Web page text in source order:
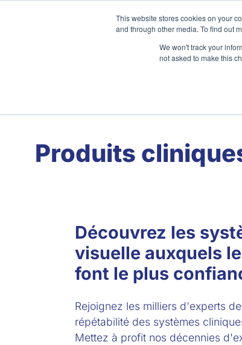
This website stores cookies on your
and through other media. To find out
We won't track your
not asked to make this
Clinique
Produits
Découvrez les
visuelle auxquels
font le plus
Rejoignez les milliers d'experts
répétabilité des systèmes
Mettez à profit nos décennies